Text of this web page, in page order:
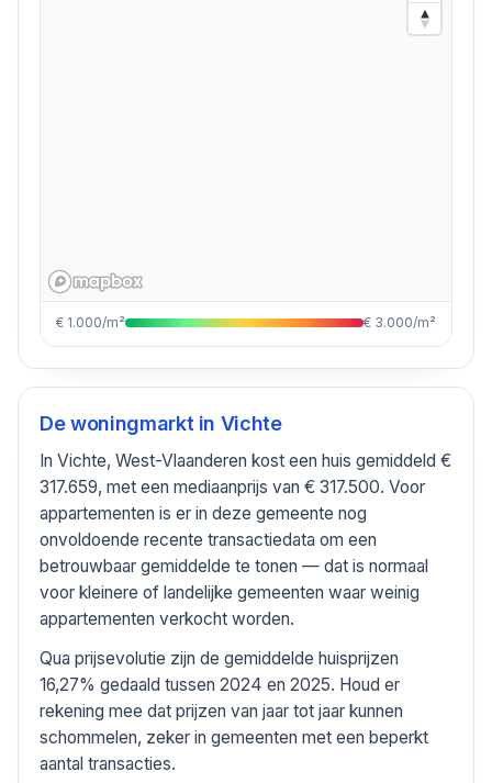
€ 1.000/m² € 3.000/m²
De woningmarkt in Vichte
In Vichte, West-Vlaanderen kost een huis gemiddeld €
317.659, met een mediaanprijs van € 317.500. Voor
appartementen is er in deze gemeente nog
onvoldoende recente transactiedata om een
betrouwbaar gemiddelde te tonen — dat is normaal
voor kleinere of landelijke gemeenten waar weinig
appartementen verkocht worden.
Qua prijsevolutie zijn de gemiddelde huisprijzen
16,27% gedaald tussen 2024 en 2025. Houd er
rekening mee dat prijzen van jaar tot jaar kunnen
schommelen, zeker in gemeenten met een beperkt
aantal transacties.